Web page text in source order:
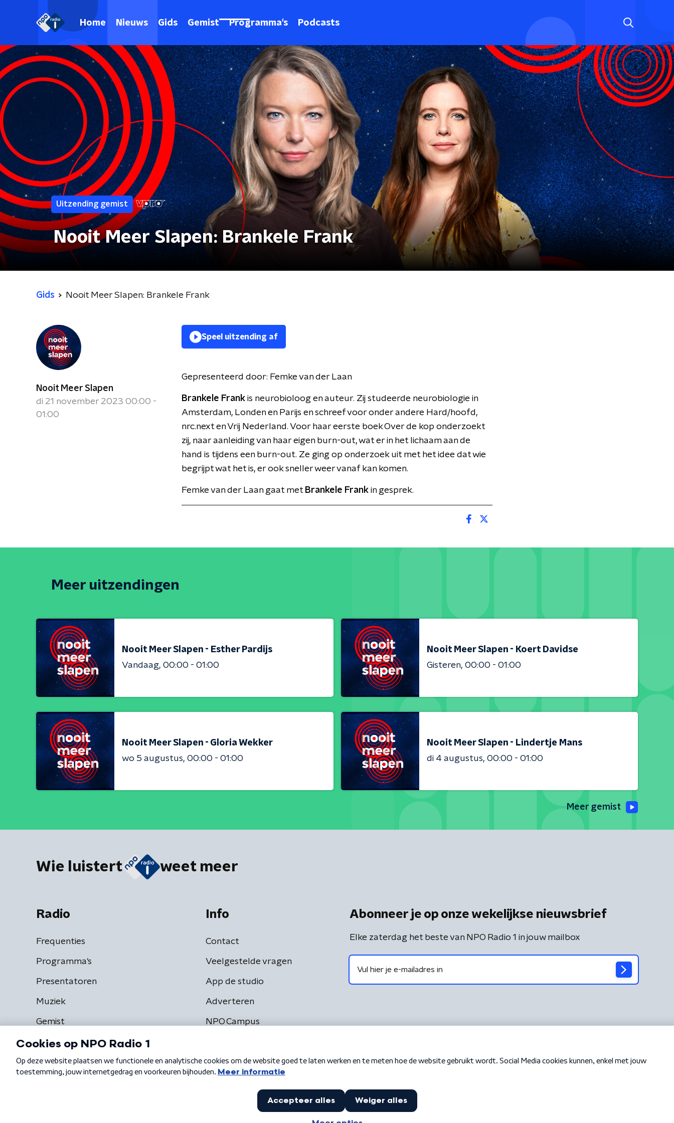
Home Nieuws Gids Gemist Programma's Podcasts
Uitzending gemist
Nooit Meer Slapen: Brankele Frank
Gids Nooit Meer Slapen: Brankele Frank
Nooit Meer Slapen
di 21 november 2023 00:00 -
01:00
Speel uitzending af
Gepresenteerd door: Femke van der Laan
Brankele Frank is neurobioloog en auteur. Zij studeerde neurobiologie in
Amsterdam, Londen en Parijs en schreef voor onder andere Hard/hoofd,
nrc.next en Vrij Nederland. Voor haar eerste boek Over de kop onderzoekt
zij, naar aanleiding van haar eigen burn-out, wat er in het lichaam aan de
hand is tijdens een burn-out. Ze ging op onderzoek uit met het idee dat wie
begrijpt wat het is, er ook sneller weer vanaf kan komen.
Femke van der Laan gaat met Brankele Frank in gesprek.
Meer uitzendingen
Nooit Meer Slapen - Esther Pardijs
Vandaag 00:00 - 01:00
Nooit Meer Slapen - Koert Davidse
Gisteren 00:00 - 01:00
Nooit Meer Slapen - Gloria Wekker
wo 5 augustus 00:00 - 01:00
Nooit Meer Slapen - Lindertje Mans
di 4 augustus 00:00 - 01:00
Meer gemist
Wie luistert weet meer
Radio
Frequenties
Programma's
Presentatoren
Muziek
Gemist
Info
Contact
Veelgestelde vragen
App de studio
Adverteren
NPO Campus
Abonneer je op onze wekelijkse nieuwsbrief
Elke zaterdag het beste van NPO Radio 1 in jouw mailbox
Algemene voorwaarden Privacybeleid